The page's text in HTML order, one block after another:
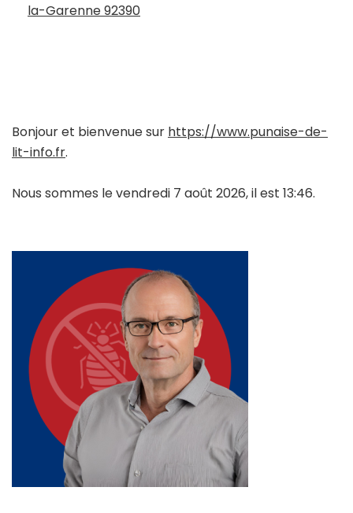
la-Garenne 92390
Bonjour et bienvenue sur https://www.punaise-de-
lit-info.fr.
Nous sommes le vendredi 7 août 2026, il est 13:46.